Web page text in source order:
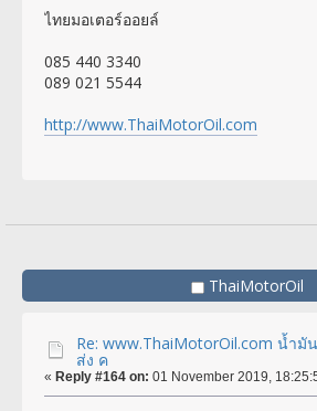
ไทยมอเตอร์ออยล์
085 440 3340
089 021 5544
http://www.ThaiMotorOil.com
ThaiMotorOil
Re: www.ThaiMotorOil.com น้ำมั
ส่ง ค
« Reply #164 on: 01 November 2019,